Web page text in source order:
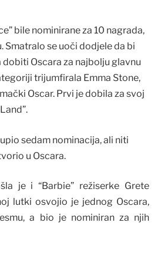
bile nominirane za 10 nagrada,
Smatralo se uoči dodjele da bi
Oscara za najbolju glavnu
trijumfirala Emma Stone,
Oscar. Prvi je dobila za svoj
sedam nominacija, ali niti
u Oscara.
je i “Barbie” režiserke Grete
lutki osvojio je jednog Oscara,
a bio je nominiran za njih